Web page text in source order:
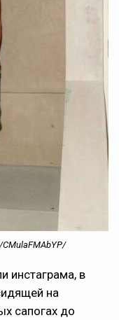
инстаграма, в
на
сапогах до